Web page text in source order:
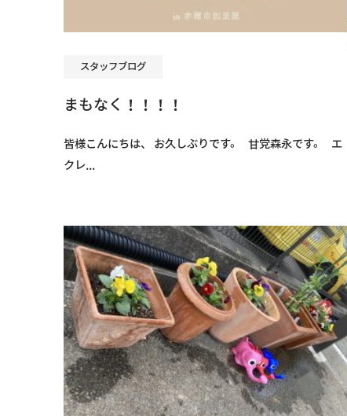
スタッフブログ
まもなく！！！！
皆様こんにちは、 お久しぶりです。 甘党森永です。 エ
クレ...